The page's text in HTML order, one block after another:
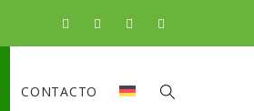
CONTACTO